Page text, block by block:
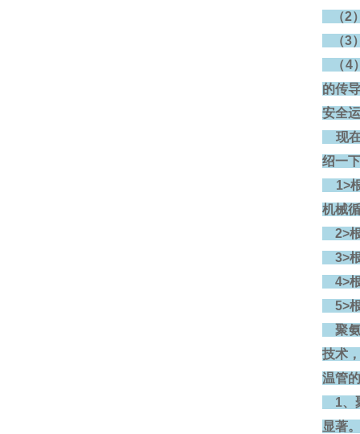
（2
（3
（4
的传
安全
现在
绍一
1>根
机械
2>根
3>根
4>根
5>根
聚氨
技术
温管
1、
显著。